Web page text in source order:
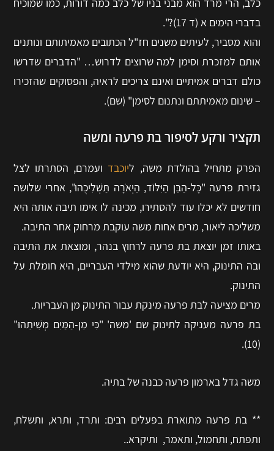
כלב, הרי מרד הוא מבני בניו של כלב כמה דורות, כמו שמוכיח
בדברי הימים א (ד 17)?".
והוא מסביר, לעיתים משנים חז"ל הכתובים מאמיתותם ונותנים
אותם למזכרת וסימן למה שרוצים לדרוש… "הדברים שדרשו
כולם דברים אמיתיים ואינם צריכים לראיה, והפסוקים שהזכירו
– שינום מאמיתתם ונתנום לסימן" (שם).
תקציר ורקע לסיפור בת פרעה ומשה
הפרק מתחיל בהולדת משה, ליוכבד ועמרם, הסתרתו לצל
גזירת פרעה "כָּל-הַבֵּן הַיִּלּוֹד, הַיְאֹרָה תַּשְׁלִיכֻהוּ", אחרי שלושה
חודשים לא יכלו עוד להסתירו, מכינה לו אימו תיבה אותה היא
משליכה ליאור, מרים אחות משה עוקבת מרחוק אחר התיבה.
באותו זמן יוצאת בת פרעה לרחוץ בנהר, ומוצאת את התיבה
ובה התינוק, היא יודעת שהוא מילדי העבריים, היא חומלת על
התינוק.
מרים מציעה לבת פרעה מינקת עבור התינוק מן העבריות.
בת פרעה מעניקה לתינוק שם 'משה' "כִּי מִן-הַמַּיִם מְשִׁיתִהוּ"
(10).
משה גדל בארמון פרעה כבנה של בתיה.
** בת פרעה מתוארת בפעלים רבים: ותרד, ותרא, ותשלח,
ותפתח, ותחמול, ותאמר, ותיקרא..